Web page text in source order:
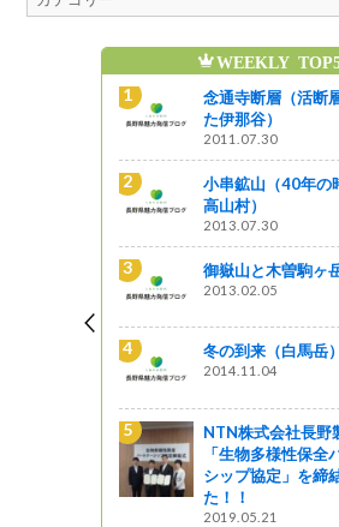
WEEKLY
念通寺断層（活断
た伊那谷）
2011.07.30
小串鉱山（40年の
高山村）
2013.07.30
御嶽山と木曽駒ヶ
2013.02.05
冬の到来（白馬岳）
2014.11.04
NTN株式会社長野
「生物多様性保全
シップ協定」を締
た！！
2019.05.21